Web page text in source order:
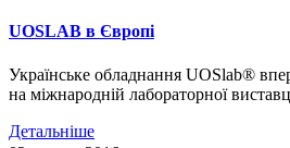
UOSLAB в Європі
Українське обладнання UOSlab®
на міжнародній лабораторної
Детальніше